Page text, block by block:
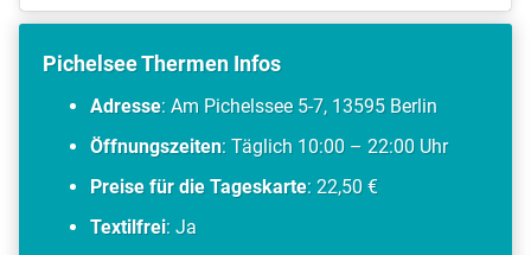
Pichelsee Thermen Infos
Adresse: Am Pichelssee 5-7, 13595 Berlin
Öffnungszeiten: Täglich 10:00 – 22:00 Uhr
Preise für die Tageskarte: 22,50 €
Textilfrei: Ja